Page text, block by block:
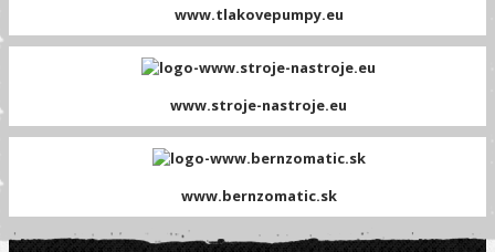
www.tlakovepumpy.eu
www.stroje-nastroje.eu
www.bernzomatic.sk